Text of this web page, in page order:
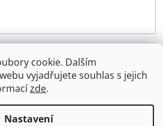
cookie. Dalším
vyjadřujete souhlas s jejich
zde.
Nastavení
spokojenosti
Vytvořil Shoptet